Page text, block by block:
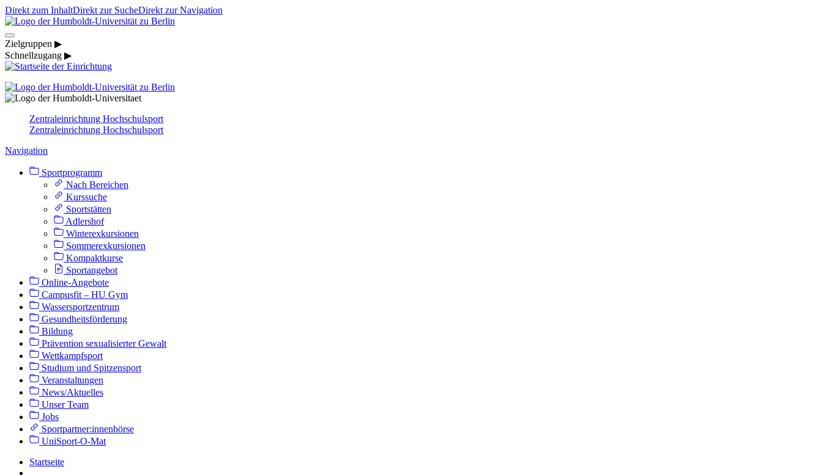
Direkt zum InhaltDirekt zur SucheDirekt zur Navigation
Zielgruppen ▶
Schnellzugang ▶
Zentraleinrichtung Hochschulsport
Zentraleinrichtung Hochschulsport
Navigation
Sportprogramm
Nach Bereichen
Kurssuche
Sportstätten
Adlershof
Winterexkursionen
Sommerexkursionen
Kompaktkurse
Sportangebot
Online-Angebote
Campusfit – HU Gym
Wassersportzentrum
Gesundheitsförderung
Bildung
Prävention sexualisierter Gewalt
Wettkampfsport
Studium und Spitzensport
Veranstaltungen
News/Aktuelles
Unser Team
Jobs
Sportpartner:innenbörse
UniSport-O-Mat
Startseite